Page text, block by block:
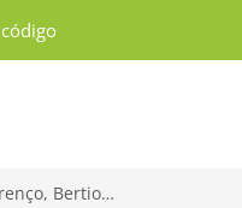
Sobrado em Riviera de São Lourenço, Bertioga-SP por R$ 3.000.000